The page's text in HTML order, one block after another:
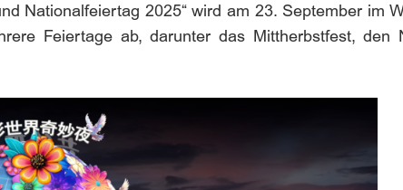
Nationalfeiertag 2025“ wird am 23. September im
Feiertage ab, darunter das Mittherbstfest, den